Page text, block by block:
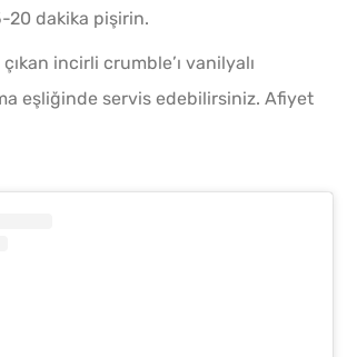
20 dakika pişirin.
çıkan incirli crumble’ı vanilyalı
eşliğinde servis edebilirsiniz. Afiyet